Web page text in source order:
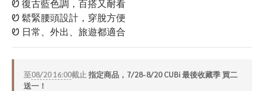
Ꮼ 復古藍色調，百搭又耐看
Ꮼ 鬆緊腰頭設計，穿脫方便
Ꮼ 日常、外出、旅遊都適合
至08/20 16:00截止 指定商品，7/28-8/20 CUBi 最後收藏季 買二
送一！